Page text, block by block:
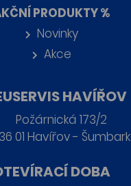
PRODUKTY %
Novinky
Akce
HAVÍŘOV
Požárnická 173/2
01 Havířov - Šumbark
DOBA